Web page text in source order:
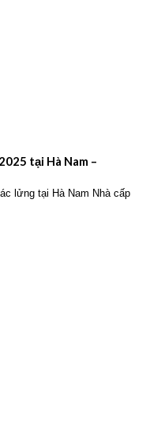
tại Hà Nam –
lửng tại Hà Nam Nhà cấp